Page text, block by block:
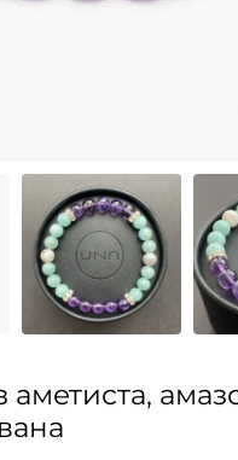
аметиста,